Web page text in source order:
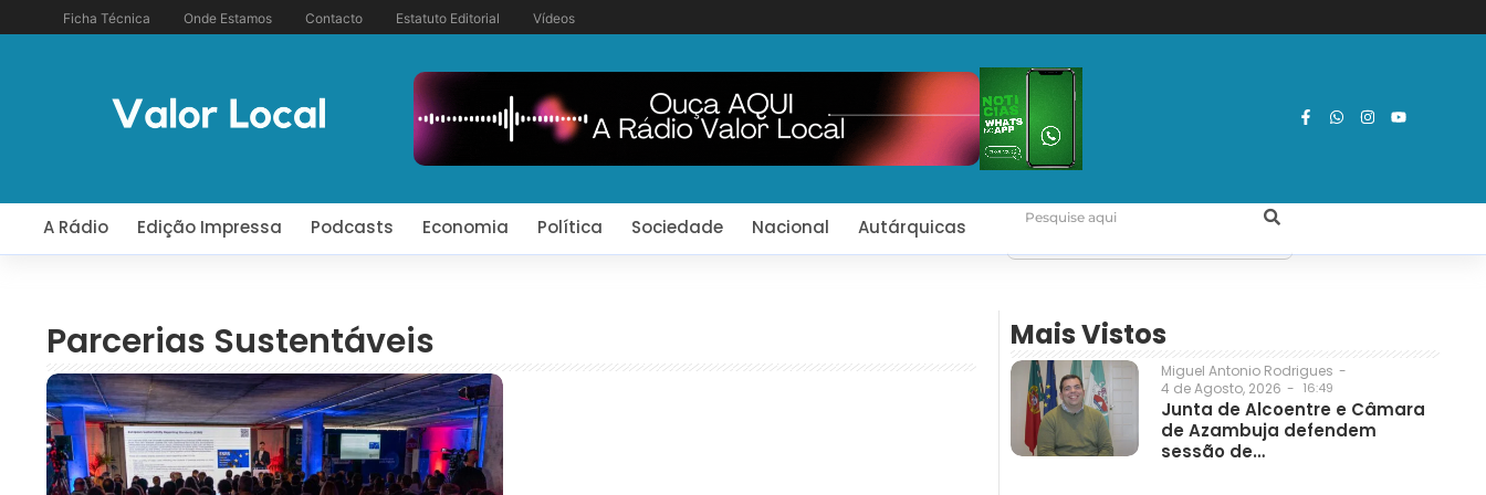
Ficha Técnica Onde Estamos Contacto Estatuto Editorial Vídeos
A Rádio Edição Impressa Podcasts Economia Política Sociedade Nacional Autárquicas
Parcerias Sustentáveis Mais Vistos
Miguel Antonio Rodrigues -
4 de Agosto, 2026 - 16:49
Junta de Alcoentre e Câmara
de Azambuja defendem
sessão de…